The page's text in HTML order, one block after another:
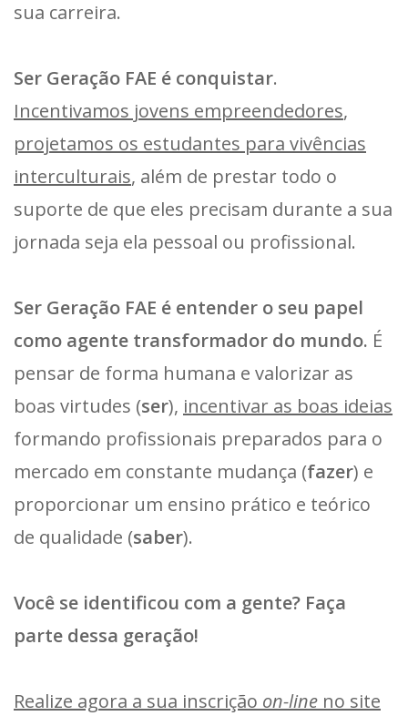
sua carreira.
Ser Geração FAE é conquistar.
Incentivamos jovens empreendedores,
projetamos os estudantes para vivências
interculturais, além de prestar todo o
suporte de que eles precisam durante a sua
jornada seja ela pessoal ou profissional.
Ser Geração FAE é entender o seu papel
como agente transformador do mundo. É
pensar de forma humana e valorizar as
boas virtudes (ser), incentivar as boas ideias
formando profissionais preparados para o
mercado em constante mudança (fazer) e
proporcionar um ensino prático e teórico
de qualidade (saber).
Você se identificou com a gente? Faça
parte dessa geração!
Realize agora a sua inscrição on-line no site